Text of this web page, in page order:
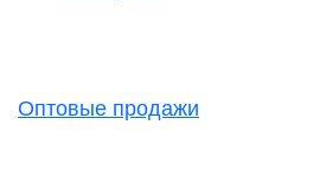
Оптовые продажи